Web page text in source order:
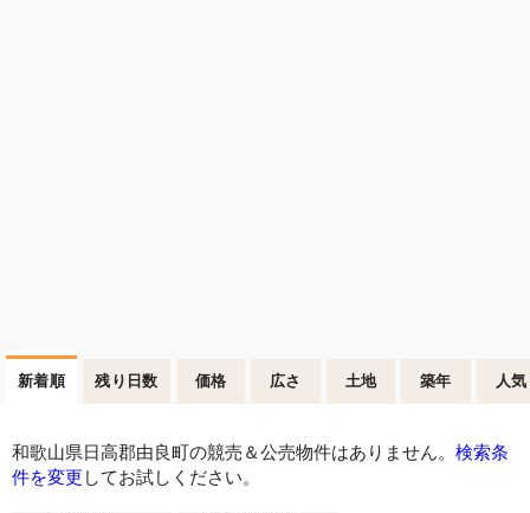
新着順 残り日数 価格 広さ 土地 築年 人気
和歌山県日高郡由良町の競売＆公売物件はありません。 検索条
件を変更 してお試しください。